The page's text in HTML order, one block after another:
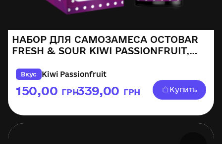
НАБОР ДЛЯ САМОЗАМЕСА OCTOBAR
FRESH & SOUR KIWI PASSIONFRUIT,
Вкус Kiwi Passionfruit
150,00 ГРН
–339,00 ГРН Купить